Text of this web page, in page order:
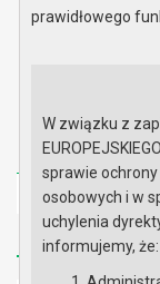
Strona główna
Redakcja
prawidłowego
W związku z
sprawie
osobowych i w
uchylenia
informujemy, że: